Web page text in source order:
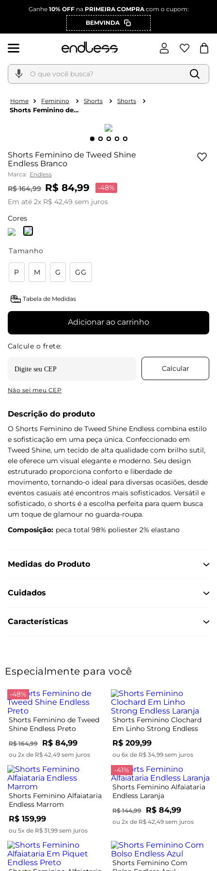
Ganhe 10% OFFna PRIMEIRA COMPRAcom o cupom:
BEMVINDA
O que você busca?
Feminino Shorts Shorts
Shorts Feminino de
Shorts Feminino de Tweed Shine
Endless Branco
Marca: Endless
R$ 164,99 R$ 84,99 -48%
Em até 2x R$ 42,49 sem juros
Cores
Tamanho
P M G GG
Tabela de Medidas
Adicionar ao carrinho
Não sei meu CEP
Descrição do produto
O Shorts Feminino de Tweed Shine Endless combina estilo
e sofisticação em uma peça única. Confeccionado em
Tweed Shine, um tecido de alta qualidade com brilho sutil,
ele oferece um visual elegante e moderno. Seu design
estruturado proporciona conforto e liberdade de
movimento, tornando-o ideal para diversas ocasiões, desde
eventos casuais até encontros mais sofisticados. Versátil e
sofisticado, o shorts é a escolha perfeita para quem busca
um toque de glamour no guarda-roupa.
Composição: peca total 98% poliester 2% elastano
Medidas do Produto
Cuidados
Características
Especialmente para você
-48%
Shorts Feminino de Tweed
Shine Endless Preto
R$ 164,99 R$ 84,99
ou 2x de R$ 42,49 sem juros
Shorts Feminino Clochard
Em Linho Strong Endless
Laranja
R$ 209,99
ou 6x de R$ 34,99 sem juros
Shorts Feminino Alfaiataria
Endless Marrom
R$ 159,99
ou 5x de R$ 31,99 sem juros
-41%
Shorts Feminino Alfaiataria
Endless Laranja
R$ 144,99 R$ 84,99
ou 2x de R$ 42,49 sem juros
Shorts Feminino Com